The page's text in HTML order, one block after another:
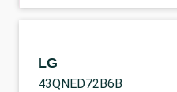
LG
43QNED72B6B